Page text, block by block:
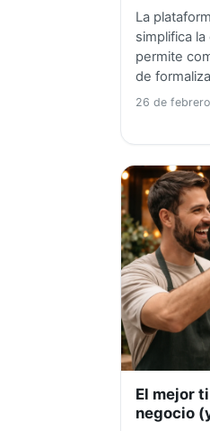
La
simplifica
permite
de
26 de
El mejor
negocio